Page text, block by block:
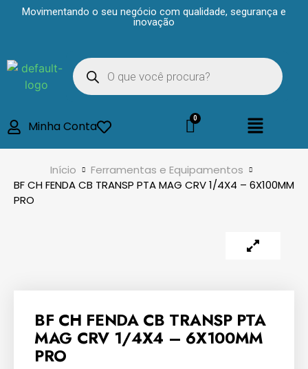
Movimentando o seu negócio com qualidade, segurança e
inovação
Minha Conta
Início
Ferramentas e Equipamentos
BF CH FENDA CB TRANSP PTA MAG CRV 1/4X4 – 6X100MM
PRO
BF CH FENDA CB TRANSP PTA
MAG CRV 1/4X4 – 6X100MM
PRO